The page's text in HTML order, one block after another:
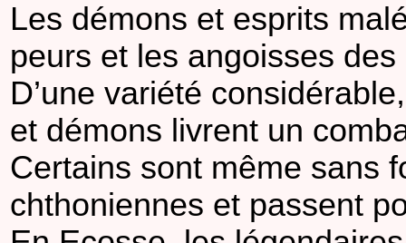
Les démons et esprits
peurs et les angoisses
D’une variété
et démons livrent un
Certains sont même sans
chthoniennes et passent